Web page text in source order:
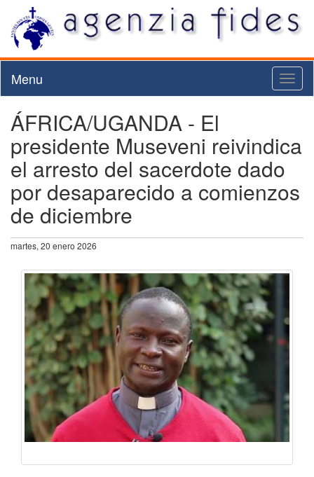
Menu
ÁFRICA/UGANDA - El
presidente Museveni reivindica
el arresto del sacerdote dado
por desaparecido a comienzos
de diciembre
martes, 20 enero 2026